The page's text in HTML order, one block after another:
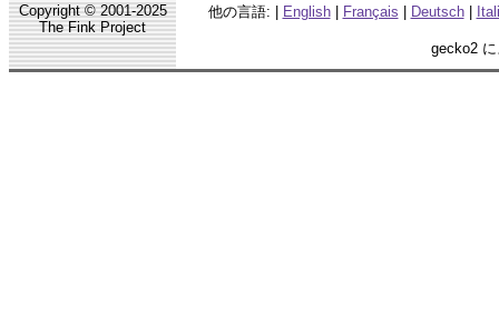
Copyright © 2001-2025
The Fink Project
他の言語: | English| Français | Deutsch|
gecko2